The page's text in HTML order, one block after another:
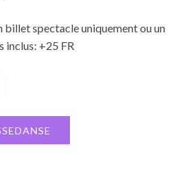
billet spectacle uniquement ou un
inclus: +25 FR